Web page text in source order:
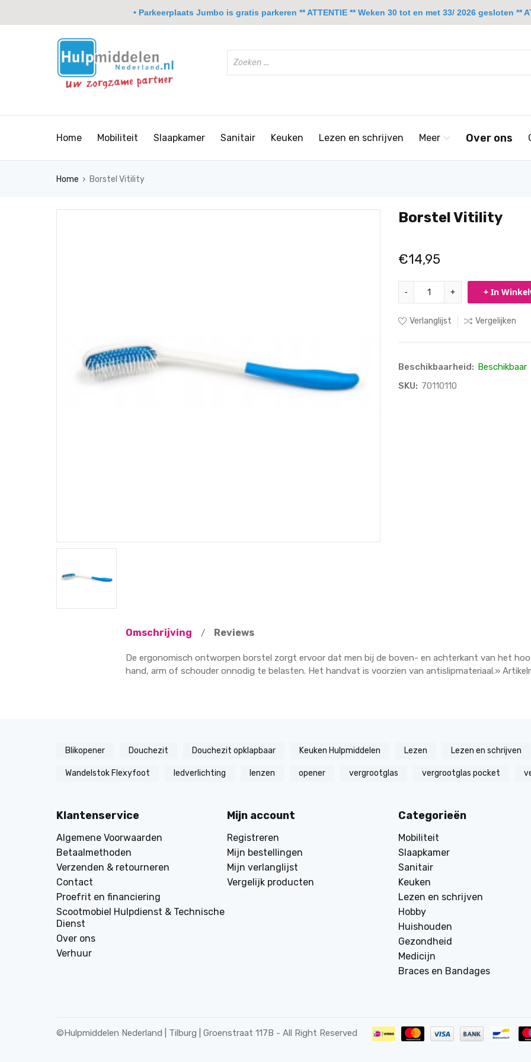
Home Mobiliteit Slaapkamer Sanitair Keuken Lezen en schrijven Meer Over ons
Home › Borstel Vitility
Borstel Vitility
€14,95
- + + In
Verlanglijst Vergelijken
Beschikbaarheid: Beschikbaar
SKU: 70110110
Omschrijving / Reviews
De ergonomisch ontworpen borstel zorgt ervoor dat men bij de boven- en achterkant van het
hand, arm of schouder onnodig te belasten. Het handvat is voorzien van antislipmateriaal.»
Blikopener Douchezit Douchezit opklapbaar Keuken Hulpmiddelen Lezen Lezen en schrijven
Wandelstok Flexyfoot ledverlichting lenzen opener vergrootglas vergrootglas pocket
Klantenservice
Algemene Voorwaarden
Betaalmethoden
Verzenden & retourneren
Contact
Proefrit en financiering
Scootmobiel Hulpdienst & Technische
Dienst
Over ons
Verhuur
Mijn account
Registreren
Mijn bestellingen
Mijn verlanglijst
Vergelijk producten
Categorieën
Mobiliteit
Slaapkamer
Sanitair
Keuken
Lezen en schrijven
Hobby
Huishouden
Gezondheid
Medicijn
Braces en Bandages
©Hulpmiddelen Nederland | Tilburg | Groenstraat 117B - All Right Reserved
• Parkeerplaats Jumbo is gratis parkeren ** ATTENTIE ** Weken 30 tot en met 33/ 2026 gesloten **